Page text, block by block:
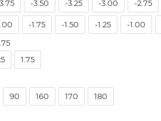
-3.50 -3.25 -3.00 -2.75
-1.75 -1.50 -1.25 -1.00
1.75
90 160 170 180